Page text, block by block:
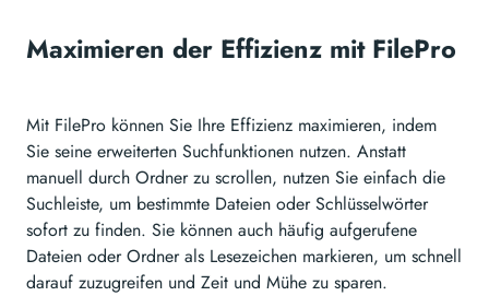
Maximieren der Effizienz mit FilePro
Mit FilePro können Sie Ihre Effizienz maximieren, indem
Sie seine erweiterten Suchfunktionen nutzen. Anstatt
manuell durch Ordner zu scrollen, nutzen Sie einfach die
Suchleiste, um bestimmte Dateien oder Schlüsselwörter
sofort zu finden. Sie können auch häufig aufgerufene
Dateien oder Ordner als Lesezeichen markieren, um schnell
darauf zuzugreifen und Zeit und Mühe zu sparen.